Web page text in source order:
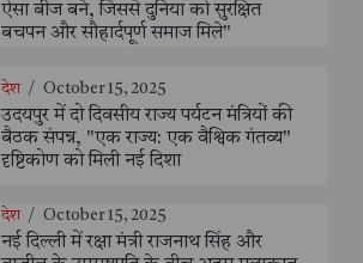
ऐसा बीज बने, जिससे दुनिया को सुरक्षित
बचपन और सौहार्दपूर्ण समाज मिले"
देश / October 15, 2025
उदयपुर में दो दिवसीय राज्य पर्यटन मंत्रियों की
बैठक संपन्न, "एक राज्य: एक वैश्विक गंतव्य"
दृष्टिकोण को मिली नई दिशा
देश / October 15, 2025
नई दिल्ली में रक्षा मंत्री राजनाथ सिंह और